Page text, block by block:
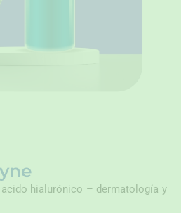
hialurónico – dermatología y